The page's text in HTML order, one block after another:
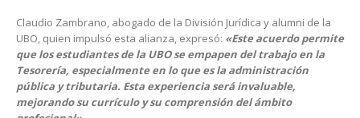
Claudio Zambrano, abogado de la División Jurídica y alumni de la
UBO, quien impulsó esta alianza, expresó: «Este acuerdo permite
que los estudiantes de la UBO se empapen del trabajo en la
Tesorería, especialmente en lo que es la administración
pública y tributaria. Esta experiencia será invaluable,
mejorando su currículo y su comprensión del ámbito